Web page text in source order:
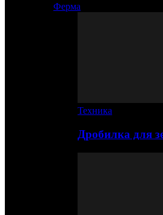
Ферма
Техника
Дробилка для